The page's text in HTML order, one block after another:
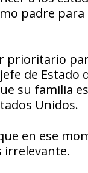
padre
prioritario
de Estado
su familia
Unidos.
en ese
irrelevante.